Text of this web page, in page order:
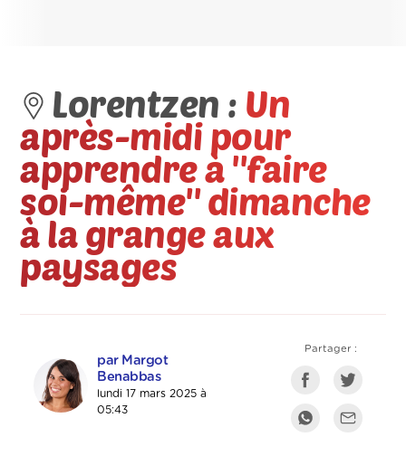
Lorentzen : Un
après-midi pour
apprendre à ''faire
soi-même'' dimanche
à la grange aux
paysages
par Margot
Benabbas
lundi 17 mars 2025 à
05:43
Partager :